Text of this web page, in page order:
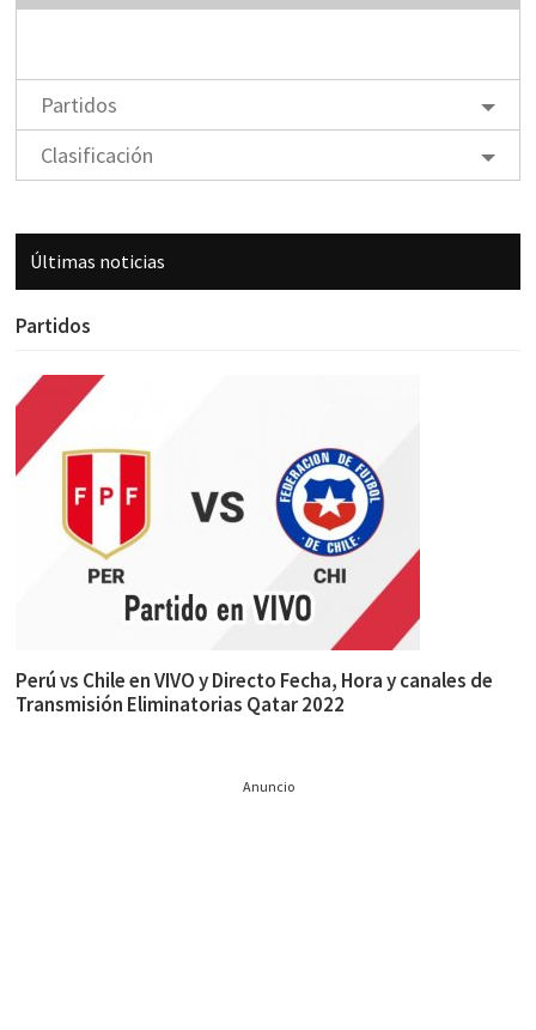
Partidos
Clasificación
Últimas noticias
Partidos
Perú vs Chile en VIVO y Directo Fecha, Hora y canales de
Transmisión Eliminatorias Qatar 2022
Anuncio